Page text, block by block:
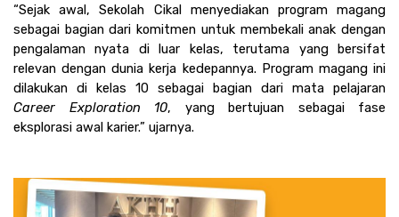
“Sejak awal, Sekolah Cikal menyediakan program magang
sebagai bagian dari komitmen untuk membekali anak dengan
pengalaman nyata di luar kelas, terutama yang bersifat
relevan dengan dunia kerja kedepannya. Program magang ini
Career Exploration 10, yang bertujuan sebagai fase
eksplorasi awal karier.” ujarnya.